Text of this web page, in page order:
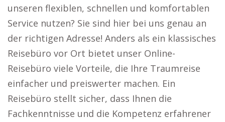
unseren flexiblen, schnellen und komfortablen
Service nutzen? Sie sind hier bei uns genau an
der richtigen Adresse! Anders als ein klassisches
Reisebüro vor Ort bietet unser Online-
Reisebüro viele Vorteile, die Ihre Traumreise
einfacher und preiswerter machen. Ein
Reisebüro stellt sicher, dass Ihnen die
Fachkenntnisse und die Kompetenz erfahrener